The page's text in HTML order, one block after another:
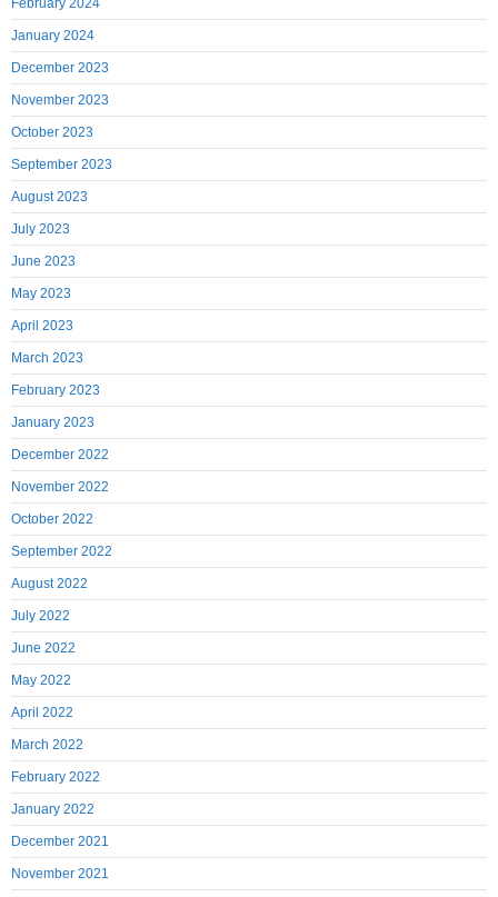
February 2024
January 2024
December 2023
November 2023
October 2023
September 2023
August 2023
July 2023
June 2023
May 2023
April 2023
March 2023
February 2023
January 2023
December 2022
November 2022
October 2022
September 2022
August 2022
July 2022
June 2022
May 2022
April 2022
March 2022
February 2022
January 2022
December 2021
November 2021